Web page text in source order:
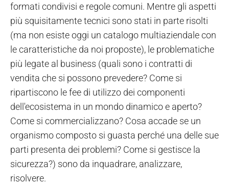
formati condivisi e regole comuni. Mentre gli aspetti
più squisitamente tecnici sono stati in parte risolti
(ma non esiste oggi un catalogo multiaziendale con
le caratteristiche da noi proposte), le problematiche
più legate al business (quali sono i contratti di
vendita che si possono prevedere? Come si
ripartiscono le fee di utilizzo dei componenti
dell'ecosistema in un mondo dinamico e aperto?
Come si commercializzano? Cosa accade se un
organismo composto si guasta perché una delle sue
parti presenta dei problemi? Come si gestisce la
sicurezza?) sono da inquadrare, analizzare,
risolvere.